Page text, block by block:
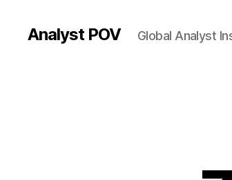
Analyst POV Global Analyst